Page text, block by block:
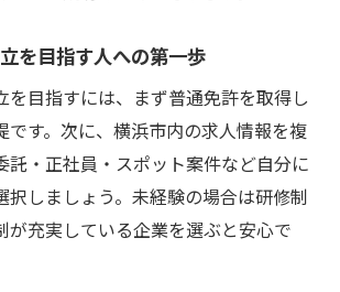
自立を目指せる配送スタイルの選
送自立を叶える現場の稼ぎ方と注
に合う横浜の軽貨物配送スタイル
を目指す人への第一歩
を目指すには、まず普通免許を取得し
です。次に、横浜市内の求人情報を複
託・正社員・スポット案件など自分に
択しましょう。未経験の場合は研修制
が充実している企業を選ぶと安心で